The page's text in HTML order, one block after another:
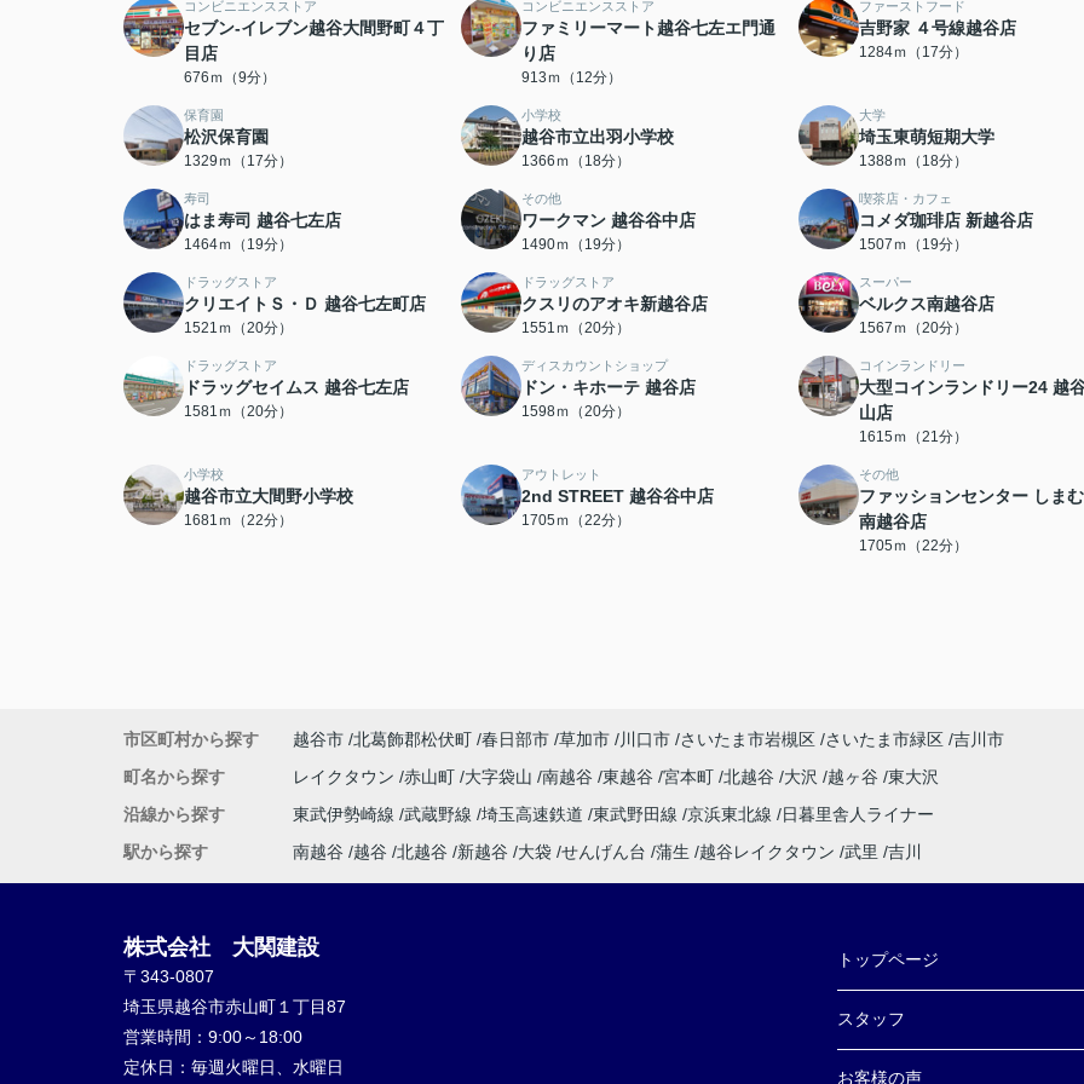
コンビニエンスストア
セブン-イレブン越谷大間野町４丁
目店
676ｍ（9分）
コンビニエンスストア
ファミリーマート越谷七左エ門通
り店
913ｍ（12分）
ファーストフード
吉野家 ４号線越谷店
1284ｍ（17分）
保育園
松沢保育園
1329ｍ（17分）
小学校
越谷市立出羽小学校
1366ｍ（18分）
大学
埼玉東萌短期大学
1388ｍ（18分）
寿司
はま寿司 越谷七左店
1464ｍ（19分）
その他
ワークマン 越谷谷中店
1490ｍ（19分）
喫茶店・カフェ
コメダ珈琲店 新越谷店
1507ｍ（19分）
ドラッグストア
クリエイトＳ・Ｄ 越谷七左町店
1521ｍ（20分）
ドラッグストア
クスリのアオキ新越谷店
1551ｍ（20分）
スーパー
ベルクス南越谷店
1567ｍ（20分）
ドラッグストア
ドラッグセイムス 越谷七左店
1581ｍ（20分）
ディスカウントショップ
ドン・キホーテ 越谷店
1598ｍ（20分）
コインランドリー
大型コインランドリー24 越
山店
1615ｍ（21分）
小学校
越谷市立大間野小学校
1681ｍ（22分）
アウトレット
2nd STREET 越谷谷中店
1705ｍ（22分）
その他
ファッションセンター しま
南越谷店
1705ｍ（22分）
市区町村から探す 越谷市 北葛飾郡松伏町 春日部市 草加市 川口市 さいたま市岩槻区 さいたま市緑区 吉川市
町名から探す
レイクタウン 赤山町 大字袋山 南越谷 東越谷 宮本町 北越谷 大沢 越ヶ谷 東大沢
沿線から探す
東武伊勢崎線 武蔵野線 埼玉高速鉄道 東武野田線 京浜東北線
日暮里舎人ライナー
駅から探す
南越谷 越谷 北越谷 新越谷 大袋 せんげん台 蒲生 越谷レイクタウン 武里 吉川
株式会社 大関建設
〒343-0807
埼玉県越谷市赤山町１丁目87
営業時間： 9:00～18:00
定休日： 毎週火曜日、水曜日
トップページ
スタッフ
お客様の声